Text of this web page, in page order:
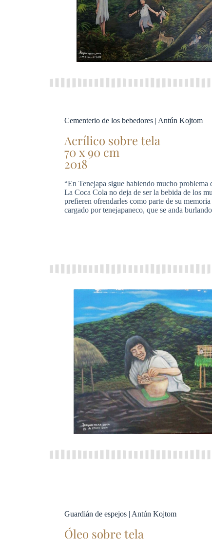
Cementerio de los bebedores | Antún Kojtom
Acrílico sobre tela
70 x 90 cm
2018
“En Tenejapa sigue habiendo mucho
La Coca Cola no deja de ser la bebida de los
prefieren ofrendarles como parte de su
cargado por tenejapaneco, que se anda
Guardián de espejos | Antún Kojtom
Óleo sobre tela